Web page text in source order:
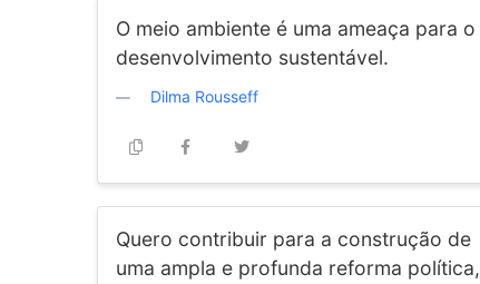
O meio ambiente é uma ameaça para o
desenvolvimento sustentável.
Dilma Rousseff
Quero contribuir para a construção de
uma ampla e profunda reforma política,